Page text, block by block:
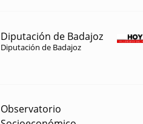
Diputación de Badajoz
Diputación de Badajoz
Observatorio